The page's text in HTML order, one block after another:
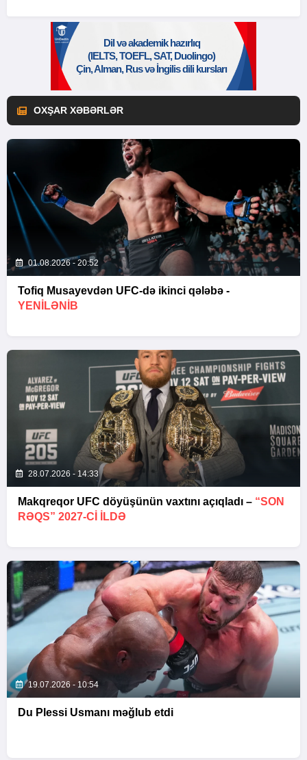
OXŞAR XƏBƏRLƏR
01.08.2026 - 20:52
Tofiq Musayevdən UFC-də ikinci qələbə -
YENİLƏNİB
28.07.2026 - 14:33
Makqreqor UFC döyüşünün vaxtını açıqladı – “SON
RƏQS” 2027-CI ILDƏ
19.07.2026 - 10:54
Du Plessi Usmanı məğlub etdi